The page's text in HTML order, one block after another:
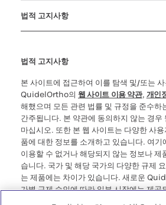
법적 고지사항
법적 고지사항
본 사이트에 접근하여 이를 탐색 및/또는
QuidelOrtho의 웹 사이트 이용 약관, 개인
해했으며 모든 관련 법률 및 규정을 준수하
간주됩니다. 본 약관에 동의하지 않는 경우
마십시오. 또한 본 웹 사이트는 다양한 사
품에 대한 정보를 소개하고 있습니다. 여기
이용할 수 없거나 해당되지 않는 정보나 제
습니다. 국가 및 해당 국가의 다양한 규제
는 제품에는 차이가 있습니다. 새로운
가별 규제 승인에 따라 일부 시장에는 제공